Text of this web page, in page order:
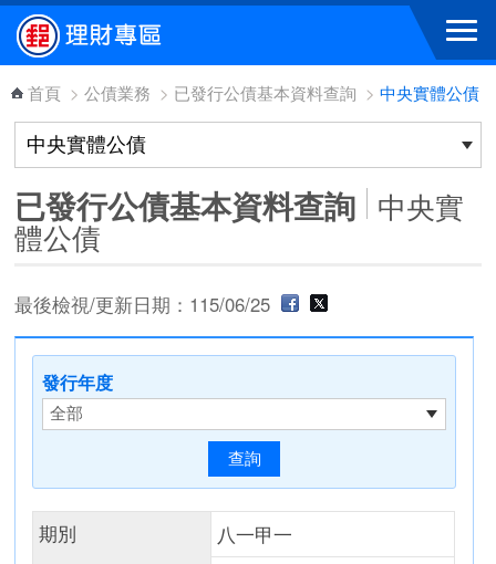
跳到主要內容區塊
首頁 > 公債業務 > 已發行公債基本資料查詢 > 中央實體公債
已發行公債基本資料查詢 中央實
體公債
最後檢視/更新日期：115/06/25
發行年度
期別
八一甲一